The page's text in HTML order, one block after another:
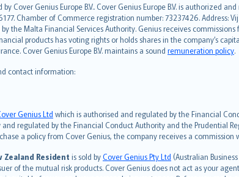
by Cover Genius Europe B.V.. Cover Genius Europe B.V. is
Chamber of Commerce registration number: 73237426. Address:
the Malta Financial Services Authority. Genius receives
products has voting rights or holds shares in the company’s
Cover Genius Europe B.V. maintains a sound remuneration policy.
contact information:
Genius Ltd which is authorised and regulated by the Financial
regulated by the Financial Conduct Authority and the Prudential
a policy from Cover Genius, the company receives a
Zealand Resident is sold byCover Genius Pty Ltd (Australian
of the mutual risk products. Cover Genius does not act as your